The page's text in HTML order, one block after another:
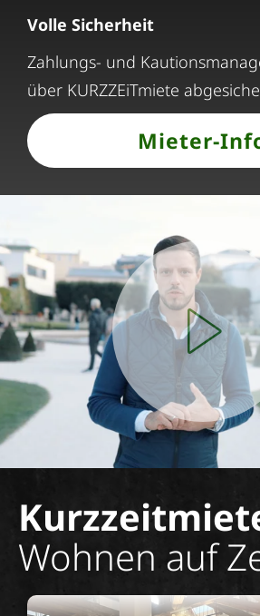
Volle Sicherheit
Zahlungs- und
über KURZZEiTmiete
Mieter-
Play
Wohnen auf